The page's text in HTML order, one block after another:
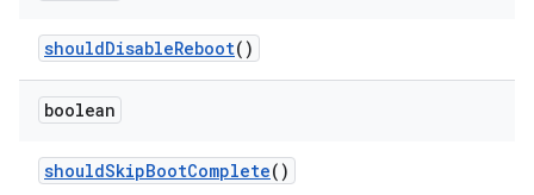
shouldDisableReboot()
boolean
shouldSkipBootComplete()